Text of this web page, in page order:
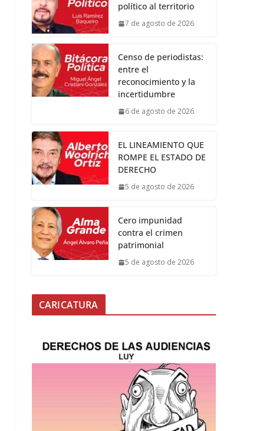
político al territorio
7 de agosto de 2026
Censo de periodistas:
entre el
reconocimiento y la
incertidumbre
6 de agosto de 2026
EL LINEAMIENTO QUE
ROMPE EL ESTADO DE
DERECHO
5 de agosto de 2026
Cero impunidad
contra el crimen
patrimonial
5 de agosto de 2026
CARICATURA